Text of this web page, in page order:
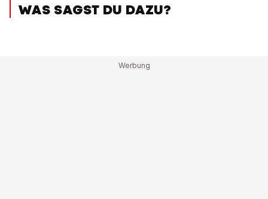
WAS SAGST DU DAZU?